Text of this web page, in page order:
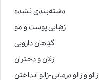
دسته‌بندی نشده
زیبایی پوست و مو
گیاهان دارویی
زنان و دختران
زالو و زالو درمانی-زالو انداختن